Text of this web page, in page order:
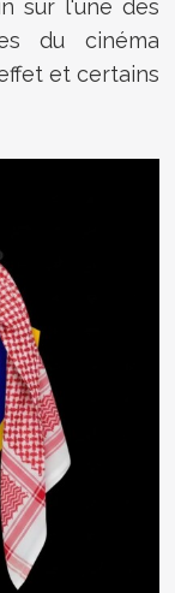
sur l'une des
du cinéma
et certains